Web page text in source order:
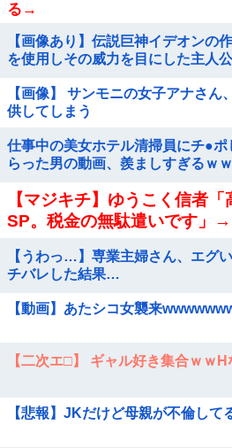
る→
【画像あり】伝説巨神イデオンの
を使用しその威力を目にした主人
【画像】 サンモニの女子アナさん
供してしまう
仕事中の美女ホテル清掃員にチ●
らった男の動画、羨ましすぎるｗ
【マジキチ】ゆうこく信者
SP。税金の無駄遣いです」
だ思っておら...
【うわっ…】専業主婦さん、エグ
チバレした結果…
【動画】あたシコ女襲来
【二次エ□】 ギャル好き集合ｗｗ
【悲報】JKだけど母親が不倫して